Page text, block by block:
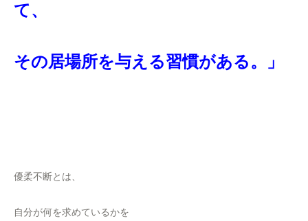
て、
その居場所を与える習慣がある。」
優柔不断とは、
自分が何を求めているかを